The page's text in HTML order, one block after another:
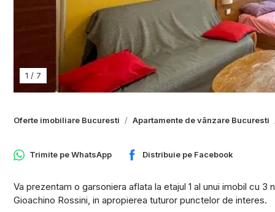
1 / 7
Oferte imobiliare Bucuresti Apartamente de vânzare Bucuresti
Trimite peWhatsApp Distribuie pe Facebook
Va prezentam o garsoniera aflata la etajul 1 al unui imobil cu
Gioachino Rossini, in apropierea tuturor punctelor de interes.